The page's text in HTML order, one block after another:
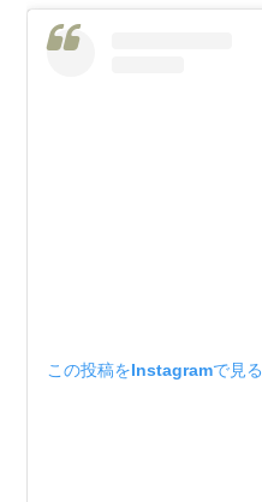
この投稿をInstagramで見る